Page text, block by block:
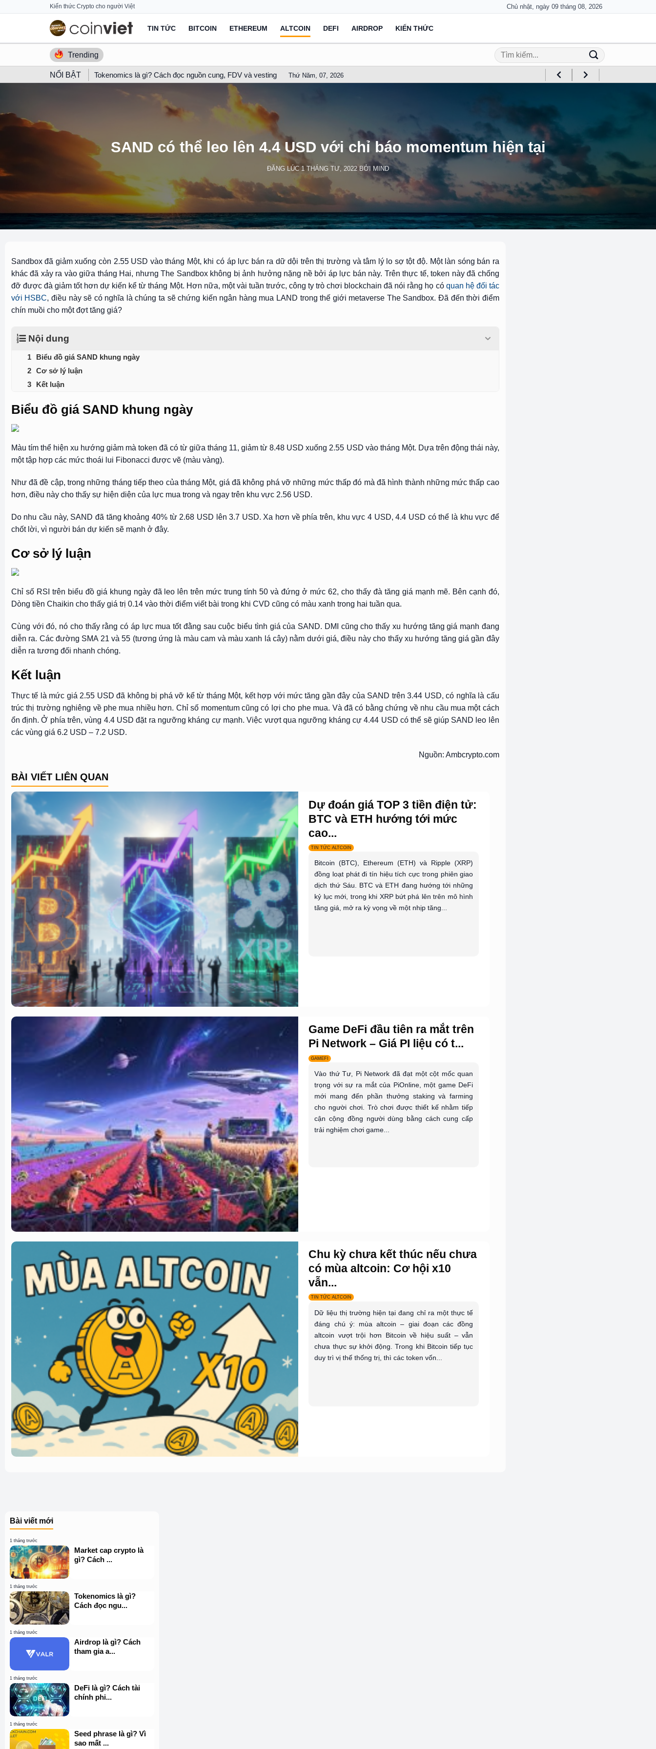
Kiến thức Crypto cho người Việt Chủ nhật, ngày 09 tháng 08, 2026
TIN TỨC BITCOIN ETHEREUM ALTCOIN DEFI AIRDROP KIẾN THỨC
Trending
NỔI BẬT Tokenomics là gì? Cách đọc nguồn cung, FDV và vesting Thứ Năm, 07, 2026
SAND có thể leo lên 4.4 USD với chỉ báo momentum hiện tại
ĐĂNG LÚC 1 THÁNG TƯ, 2022 BỞI MIND
Sandbox đã giảm xuống còn 2.55 USD vào tháng Một, khi có áp lực bán ra dữ dội trên thị trường và tâm lý lo sợ tột độ. Một làn sóng bán ra
khác đã xảy ra vào giữa tháng Hai, nhưng The Sandbox không bị ảnh hưởng nặng nề bởi áp lực bán này. Trên thực tế, token này đã chống
đỡ được đà giảm tốt hơn dự kiến kể từ tháng Một. Hơn nữa, một vài tuần trước, công ty trò chơi blockchain đã nói rằng họ có quan hệ đối tác
với HSBC, điều này sẽ có nghĩa là chúng ta sẽ chứng kiến ngân hàng mua LAND trong thế giới metaverse The Sandbox. Đã đến thời điểm
chín muồi cho một đợt tăng giá?
Nội dung
Biểu đồ giá SAND khung ngày
Cơ sở lý luận
Kết luận
Biểu đồ giá SAND khung ngày
Màu tím thể hiện xu hướng giảm mà token đã có từ giữa tháng 11, giảm từ 8.48 USD xuống 2.55 USD vào tháng Một. Dựa trên động thái này,
một tập hợp các mức thoái lui Fibonacci được vẽ (màu vàng).
Như đã đề cập, trong những tháng tiếp theo của tháng Một, giá đã không phá vỡ những mức thấp đó mà đã hình thành những mức thấp cao
hơn, điều này cho thấy sự hiện diện của lực mua trong và ngay trên khu vực 2.56 USD.
Do nhu cầu này, SAND đã tăng khoảng 40% từ 2.68 USD lên 3.7 USD. Xa hơn về phía trên, khu vực 4 USD, 4.4 USD có thể là khu vực để
chốt lời, vì người bán dự kiến sẽ mạnh ở đây.
Cơ sở lý luận
Chỉ số RSI trên biểu đồ giá khung ngày đã leo lên trên mức trung tính 50 và đứng ở mức 62, cho thấy đà tăng giá mạnh mẽ. Bên cạnh đó,
Dòng tiền Chaikin cho thấy giá trị 0.14 vào thời điểm viết bài trong khi CVD cũng có màu xanh trong hai tuần qua.
Cùng với đó, nó cho thấy rằng có áp lực mua tốt đằng sau cuộc biểu tình giá của SAND. DMI cũng cho thấy xu hướng tăng giá mạnh đang
diễn ra. Các đường SMA 21 và 55 (tương ứng là màu cam và màu xanh lá cây) nằm dưới giá, điều này cho thấy xu hướng tăng giá gần đây
diễn ra tương đối nhanh chóng.
Kết luận
Thực tế là mức giá 2.55 USD đã không bị phá vỡ kể từ tháng Một, kết hợp với mức tăng gần đây của SAND trên 3.44 USD, có nghĩa là cấu
trúc thị trường nghiêng về phe mua nhiều hơn. Chỉ số momentum cũng có lợi cho phe mua. Và đã có bằng chứng về nhu cầu mua một cách
ổn định. Ở phía trên, vùng 4.4 USD đặt ra ngưỡng kháng cự mạnh. Việc vượt qua ngưỡng kháng cự 4.44 USD có thể sẽ giúp SAND leo lên
các vùng giá 6.2 USD – 7.2 USD.
Nguồn: Ambcrypto.com
BÀI VIẾT LIÊN QUAN
Dự đoán giá TOP 3 tiền điện tử:
BTC và ETH hướng tới mức
cao...
TIN TỨC ALTCOIN
Bitcoin (BTC), Ethereum (ETH) và Ripple (XRP)
đồng loạt phát đi tín hiệu tích cực trong phiên giao
dịch thứ Sáu. BTC và ETH đang hướng tới những
kỷ lục mới, trong khi XRP bứt phá lên trên mô hình
tăng giá, mở ra kỳ vọng về một nhịp tăng...
Game DeFi đầu tiên ra mắt trên
Pi Network – Giá PI liệu có t...
GAMEFI
Vào thứ Tư, Pi Network đã đạt một cột mốc quan
trọng với sự ra mắt của PiOnline, một game DeFi
mới mang đến phần thưởng staking và farming
cho người chơi. Trò chơi được thiết kế nhằm tiếp
cận cộng đồng người dùng bằng cách cung cấp
trải nghiệm chơi game...
Chu kỳ chưa kết thúc nếu chưa
có mùa altcoin: Cơ hội x10
vẫn...
TIN TỨC ALTCOIN
Dữ liệu thị trường hiện tại đang chỉ ra một thực tế
đáng chú ý: mùa altcoin – giai đoạn các đồng
altcoin vượt trội hơn Bitcoin về hiệu suất – vẫn
chưa thực sự khởi động. Trong khi Bitcoin tiếp tục
duy trì vị thế thống trị, thì các token vốn...
Bài viết mới
1 tháng trước
Market cap crypto là
gì? Cách ...
1 tháng trước
Tokenomics là gì?
Cách đọc ngu...
1 tháng trước
Airdrop là gì? Cách
tham gia a...
1 tháng trước
DeFi là gì? Cách tài
chính phi...
1 tháng trước
Seed phrase là gì? Vì
sao mất ...